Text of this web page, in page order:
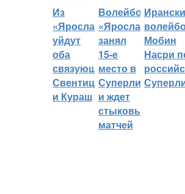
Из
«Ярославича»
уйдут
оба
связующих:
Свентицкис
и Кураш
Волейбольный
«Ярославич»
занял
15-е
место в
Суперлиге
и ждет
стыковых
матчей
Иранский
Мобин
Насри